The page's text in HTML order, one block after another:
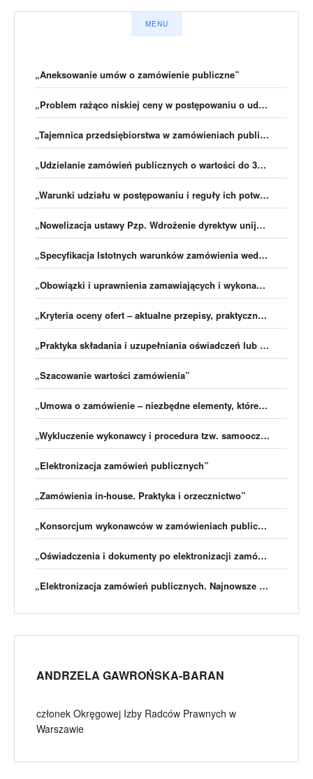
MENU
„Aneksowanie umów o zamówienie publiczne”
„Problem rażąco niskiej ceny w postępowaniu o udzielenie zamówienia publicznego”
„Tajemnica przedsiębiorstwa w zamówieniach publicznych”
„Udzielanie zamówień publicznych o wartości do 30 000 euro”
„Warunki udziału w postępowaniu i reguły ich potwierdzania po nowelizacji Pzp”
„Nowelizacja ustawy Pzp. Wdrożenie dyrektyw unijnych”
„Specyfikacja Istotnych warunków zamówienia według znowelizowanych przepisów ustawy Pzp 2016″
„Obowiązki i uprawnienia zamawiających i wykonawców”
„Kryteria oceny ofert – aktualne przepisy, praktyczne porady”
„Praktyka składania i uzupełniania oświadczeń lub dokumentów po nowelizacji Pzp”
„Szacowanie wartości zamówienia”
„Umowa o zamówienie – niezbędne elementy, które pozwolą na bezpieczną współpracę zamawiającego i wykonawcy”
„Wykluczenie wykonawcy i procedura tzw. samooczyszczenia – Praktyka, Przykłady, Błędy”
„Elektronizacja zamówień publicznych”
„Zamówienia in-house. Praktyka i orzecznictwo”
„Konsorcjum wykonawców w zamówieniach publicznych”
„Oświadczenia i dokumenty po elektronizacji zamówień publicznych”
„Elektronizacja zamówień publicznych. Najnowsze orzecznictwo KIO, opinie, praktyczne przykłady”
ANDRZELA GAWROŃSKA-BARAN
członek Okręgowej Izby Radców Prawnych w
Warszawie